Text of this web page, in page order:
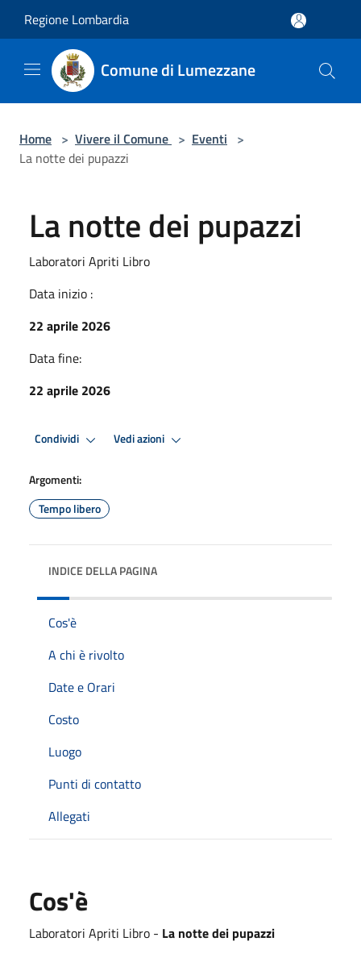
Regione Lombardia
Comune di Lumezzane
Home > Vivere il Comune > Eventi >
La notte dei pupazzi
La notte dei pupazzi
Laboratori Apriti Libro
Data inizio :
22 aprile 2026
Data fine:
22 aprile 2026
Condividi Vedi azioni
Argomenti:
Tempo libero
INDICE DELLA PAGINA
Cos'è
A chi è rivolto
Date e Orari
Costo
Luogo
Punti di contatto
Allegati
Cos'è
Laboratori Apriti Libro - La notte dei pupazzi